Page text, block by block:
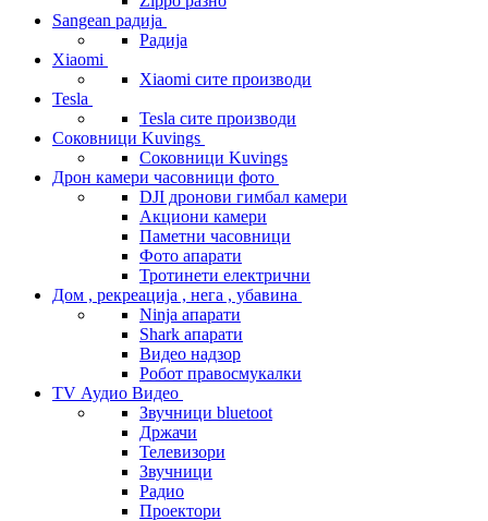
Sangean радија
Радија
Xiaomi
Xiaomi сите производи
Tesla
Tesla сите производи
Соковници Kuvings
Соковници Kuvings
Дрон камери часовници фото
DJI дронови гимбал камери
Акциони камери
Паметни часовници
Фото апарати
Тротинети електрични
Дом , рекреација , нега , убавина
Ninja апарати
Shark апарати
Видео надзор
Робот правосмукалки
TV Аудио Видео
Звучници bluetoot
Држачи
Телевизори
Звучници
Радио
Проектори